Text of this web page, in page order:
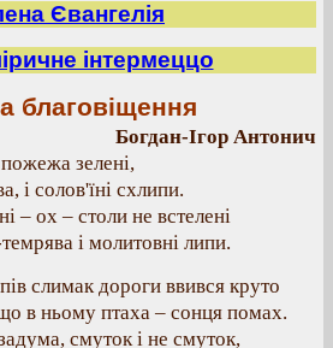
Євангелія
інтермеццо
благовіщення
Богдан-Ігор Антонич
пожежа зелені,
і солов'їні схлипи.
– ох – столи не встелені
і молитовні липи.
слимак дороги ввився круто
в ньому птаха – сонця помах.
смуток і не смуток,